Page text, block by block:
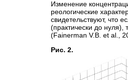
Изменение
реологические
свидетельствуют, что
(практически до
(Fainerman V.B. et al.,
Рис. 2.